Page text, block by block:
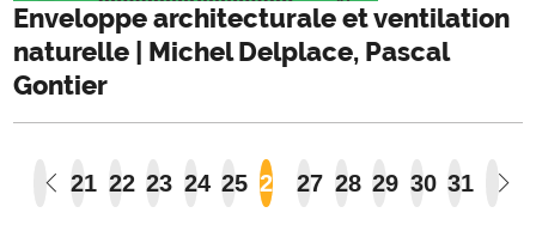
Enveloppe architecturale et ventilation
naturelle | Michel Delplace, Pascal
Gontier
21 22 23 24 25 26 27 28 29 30 31